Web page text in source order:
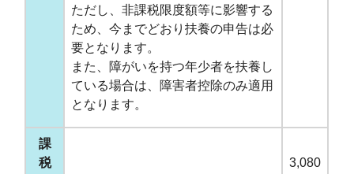
ただし、非課税限度額等に影響する
ため、今までどおり扶養の申告は必
要となります。
また、障がいを持つ年少者を扶養し
ている場合は、障害者控除のみ適用
となります。
課
税
3,080